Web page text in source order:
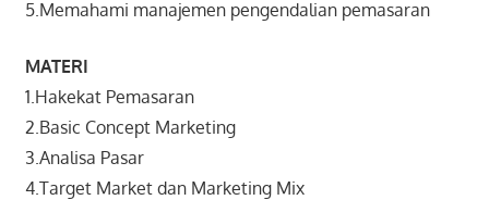
5.Memahami manajemen pengendalian pemasaran
MATERI
1.Hakekat Pemasaran
2.Basic Concept Marketing
3.Analisa Pasar
4.Target Market dan Marketing Mix